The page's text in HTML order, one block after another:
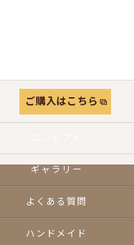
ご購入はこちら
ギャラリー
よくある質問
ハンドメイド